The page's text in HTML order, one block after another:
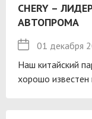
CHERY –
АВТОПРОМА
01 декабря
Наш китайский
хорошо известен